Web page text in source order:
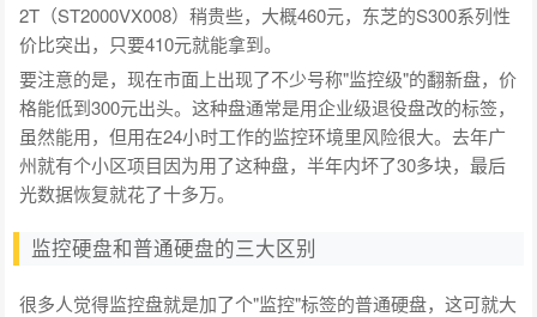
2T（ST2000VX008）稍贵些，大概460元，东芝的S300系列性
价比突出，只要410元就能拿到。
要注意的是，现在市面上出现了不少号称"监控级"的翻新盘，价
格能低到300元出头。这种盘通常是用企业级退役盘改的标签，
虽然能用，但用在24小时工作的监控环境里风险很大。去年广
州就有个小区项目因为用了这种盘，半年内坏了30多块，最后
光数据恢复就花了十多万。
监控硬盘和普通硬盘的三大区别
很多人觉得监控盘就是加了个"监控"标签的普通硬盘，这可就大